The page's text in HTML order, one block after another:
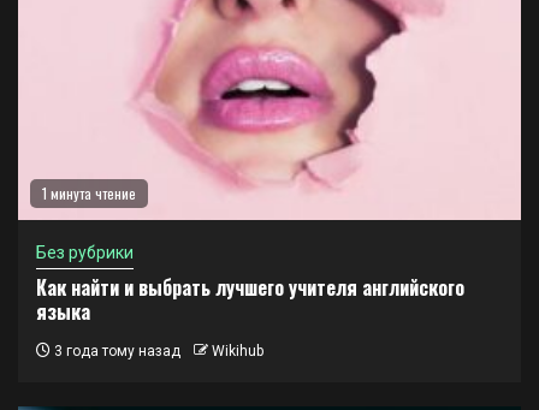
1 минута чтение
Без рубрики
Как найти и выбрать лучшего учителя английского
языка
3 года тому назад Wikihub